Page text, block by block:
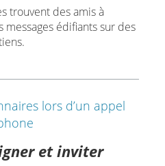
trouvent des amis à
édifiants sur des
et inviter